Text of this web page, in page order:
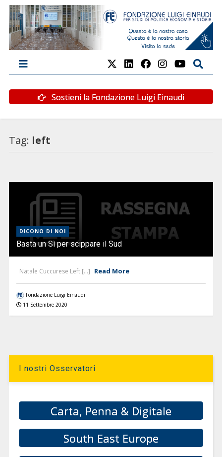
Sostieni la Fondazione Luigi Einaudi
Tag: left
DICONO DI NOI
Basta un Sì per scippare il Sud
Natale Cuccurese Left [...] Read More
Fondazione Luigi Einaudi
11 Settembre 2020
I nostri Osservatori
Carta, Penna & Digitale
South East Europe